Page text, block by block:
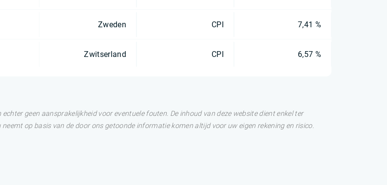
Zweden CPI 7,41 %
Zwitserland CPI 6,57 %
geen aansprakelijkheid voor eventuele fouten. De inhoud van deze website dient enkel ter
op basis van de door ons getoonde informatie komen altijd voor uw eigen rekening en risico.